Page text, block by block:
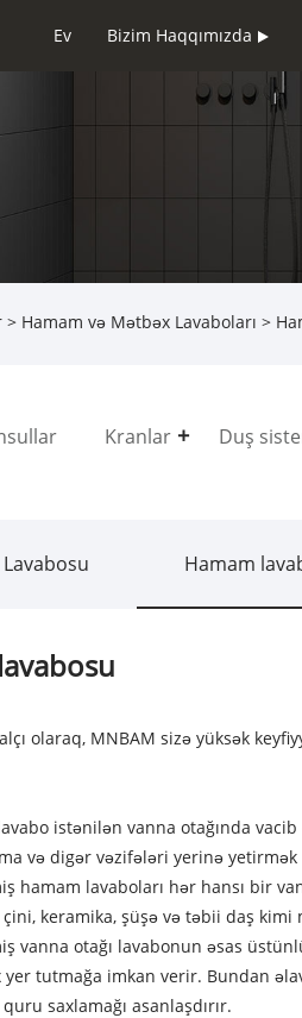
Ev Bizim Haqqımızda
> Hamam və Mətbəx Lavaboları >
Kranlar Duş
Hamam
olaraq, MNBAM sizə yüksək
istənilən vanna otağında
və digər vəzifələri yerinə
hamam lavaboları hər hansı bir
keramika, şüşə və təbii daş
vanna otağı lavabonun əsas
tutmağa imkan verir. Bundan
saxlamağı asanlaşdırır.